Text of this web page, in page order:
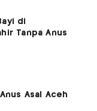
di
Tanpa Anus
Asal Aceh